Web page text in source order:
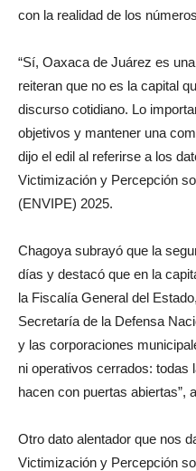
con la realidad de los
“Sí, Oaxaca de Juárez es
reiteran que no es la capital
discurso cotidiano. Lo
objetivos y mantener una
dijo el edil al referirse a los
Victimización y Percepción
(ENVIPE) 2025.
Chagoya subrayó que la
días y destacó que en la
la Fiscalía General del
Secretaría de la Defensa
y las corporaciones
ni operativos cerrados: todas
hacen con puertas abiertas”,
Otro dato alentador que nos
Victimización y Percepción